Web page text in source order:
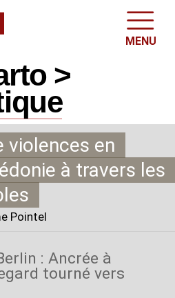
MENU
>
violences en
à travers les
Pointel
: Ancrée à
tourné vers